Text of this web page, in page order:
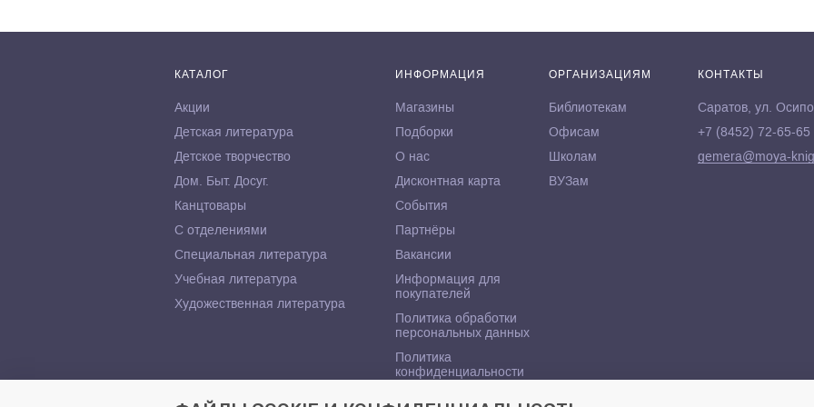
КАТАЛОГ
Акции
Детская литература
Детское творчество
Дом. Быт. Досуг.
Канцтовары
С отделениями
Специальная литература
Учебная литература
Художественная литература
ИНФОРМАЦИЯ
Магазины
Подборки
О нас
Дисконтная карта
События
Партнёры
Вакансии
Информация для
покупателей
Политика обработки
персональных данных
Политика
конфиденциальности
ОРГАНИЗАЦИЯМ
Библиотекам
Офисам
Школам
ВУЗам
КОНТАКТЫ
Саратов, ул.
+7 (8452) 72-65-65
gemera@moya-